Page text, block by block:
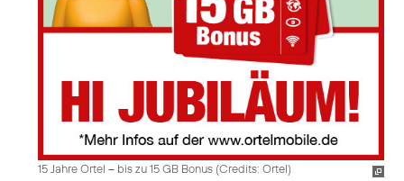
15 Jahre Ortel – bis zu 15 GB Bonus (Credits: Ortel)